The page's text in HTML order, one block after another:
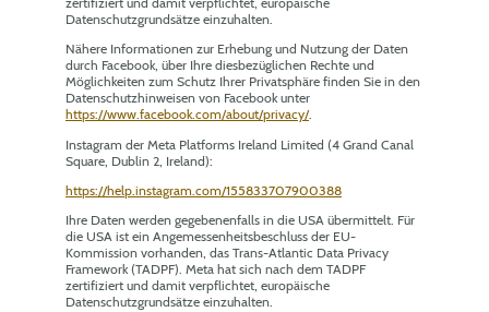
Datenschutzgrundsätze einzuhalten.
Nähere Informationen zur Erhebung und Nutzung der Daten
durch Facebook, über Ihre diesbezüglichen Rechte und
Möglichkeiten zum Schutz Ihrer Privatsphäre finden Sie in den
Datenschutzhinweisen von Facebook unter
https://www.facebook.com/about/privacy/.
Instagram der Meta Platforms Ireland Limited (4 Grand Canal
Square, Dublin 2, Ireland):
https://help.instagram.com/155833707900388
Ihre Daten werden gegebenenfalls in die USA übermittelt. Für
die USA ist ein Angemessenheitsbeschluss der EU-
Kommission vorhanden, das Trans-Atlantic Data Privacy
Framework (TADPF). Meta hat sich nach dem TADPF
zertifiziert und damit verpflichtet, europäische
Datenschutzgrundsätze einzuhalten.